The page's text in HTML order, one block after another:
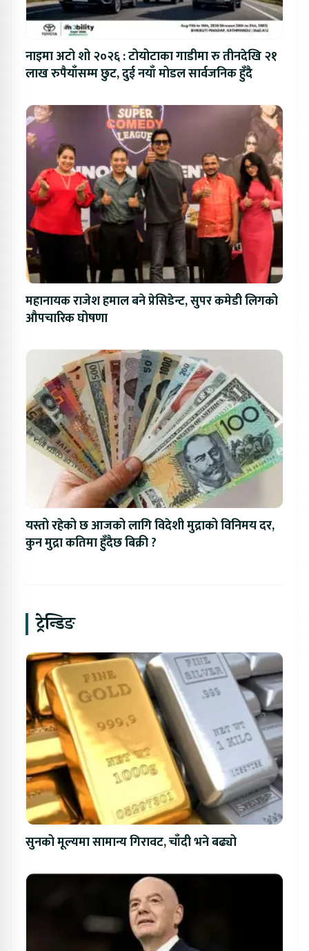
नाइमा अटो शो २०२६ : टोयोटाका गाडीमा रु तीनदेखि २१
लाख रुपैयाँसम्म छुट, दुई नयाँ मोडल सार्वजनिक हुँदै
महानायक राजेश हमाल बने प्रेसिडेन्ट, सुपर कमेडी लिगको
औपचारिक घोषणा
यस्तो रहेको छ आजको लागि विदेशी मुद्राको विनिमय दर,
कुन मुद्रा कतिमा हुँदैछ बिक्री ?
ट्रेन्डिङ
सुनको मूल्यमा सामान्य गिरावट, चाँदी भने बढ्यो